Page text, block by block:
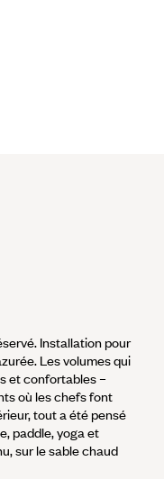
Installation pour
Les volumes qui
et confortables –
où les chefs font
tout a été pensé
paddle, yoga et
sur le sable chaud